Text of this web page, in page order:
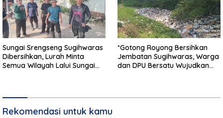
Sungai Srengseng Sugihwaras
Dibersihkan, Lurah Minta
Semua Wilayah Lalui Sungai
*Gotong Royong Bersihkan
Jembatan Sugihwaras, Warga
dan DPU Bersatu Wujudkan
Rekomendasi untuk kamu